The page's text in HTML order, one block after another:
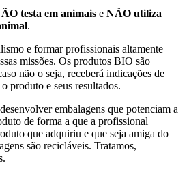
testa em animais e NÃO utiliza
.
e formar profissionais altamente
missões. Os produtos BIO são
não o seja, receberá indicações de
produto e seus resultados.
embalagens que potenciam a
de forma a que a profissional
que adquiriu e que seja amiga do
são recicláveis. Tratamos,